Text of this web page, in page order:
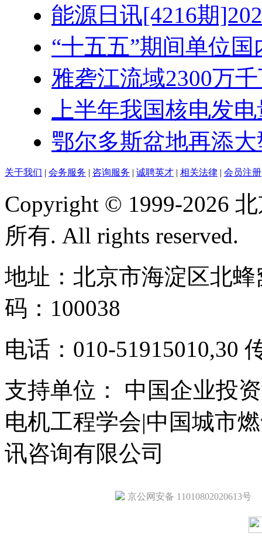
能源日讯[4216期
“十五五”期间单位国
雅砻江流域2300万
上半年我国核电发
鄂尔多斯盆地再添
关于我们 | 会务服务 | 咨询服务 | 诚聘英才 | 相关法律 | 会员注册
Copyright © 1999-2026
所有. All rights reserved.
地址：北京市海淀区北
码：100038
电话：010-51915010,30
支持单位： 中国企业投
电机工程学会|中国城市
讯咨询有限公司
京公网安备 11010802020613号